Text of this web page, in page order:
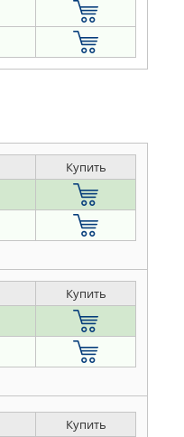
Купить
Купить
Купить